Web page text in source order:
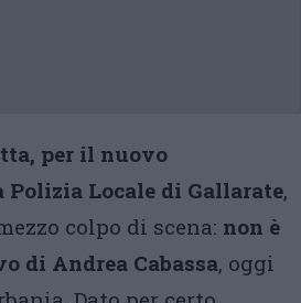
per il nuovo
Polizia Locale di Gallarate,
colpo di scena: non è
di Andrea Cabassa, oggi